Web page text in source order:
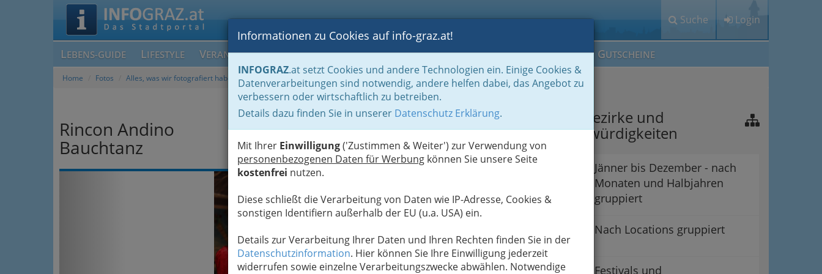
Suche Login
LEBENS-GUIDE LIFESTYLE VERANSTALTUNGEN BLOGS FOTOS GASTRONOMIE BRANCHEN MEIN IG GUTSCHEINE
Informationen zu Cookies auf info-graz.at!
INFOGRAZ.at setzt Cookies und andere Technologien ein. Einige Cookies &
Datenverarbeitungen sind notwendig, andere helfen dabei, das Angebot zu
verbessern oder wirtschaftlich zu betreiben.
Details dazu finden Sie in unserer Datenschutz Erklärung.
Mit Ihrer Einwilligung('Zustimmen & Weiter') zur Verwendung von
personenbezogenen Daten für Werbung können Sie unsere Seite
kostenfrei nutzen.
Diese schließt die Verarbeitung von Daten wie IP-Adresse, Cookies &
sonstigen Identifiern außerhalb der EU (u.a. USA) ein.
Details zur Verarbeitung Ihrer Daten und Ihren Rechten finden Sie in der
Datenschutzinformation. Hier können Sie Ihre Einwilligung jederzeit
widerrufen sowie einzelne Verarbeitungszwecke abwählen. Notwendige
Home Fotos Alles, was wir fotografiert haben, chronologisch
Rincon Andino
Bauchtanz
Graz - Bezirke und
Sehenswürdigkeiten
Jänner bis Dezember - nach
Monaten und Halbjahren
gruppiert
Nach Locations gruppiert
Festivals und